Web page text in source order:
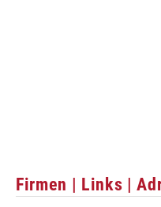
Firmen | Links |